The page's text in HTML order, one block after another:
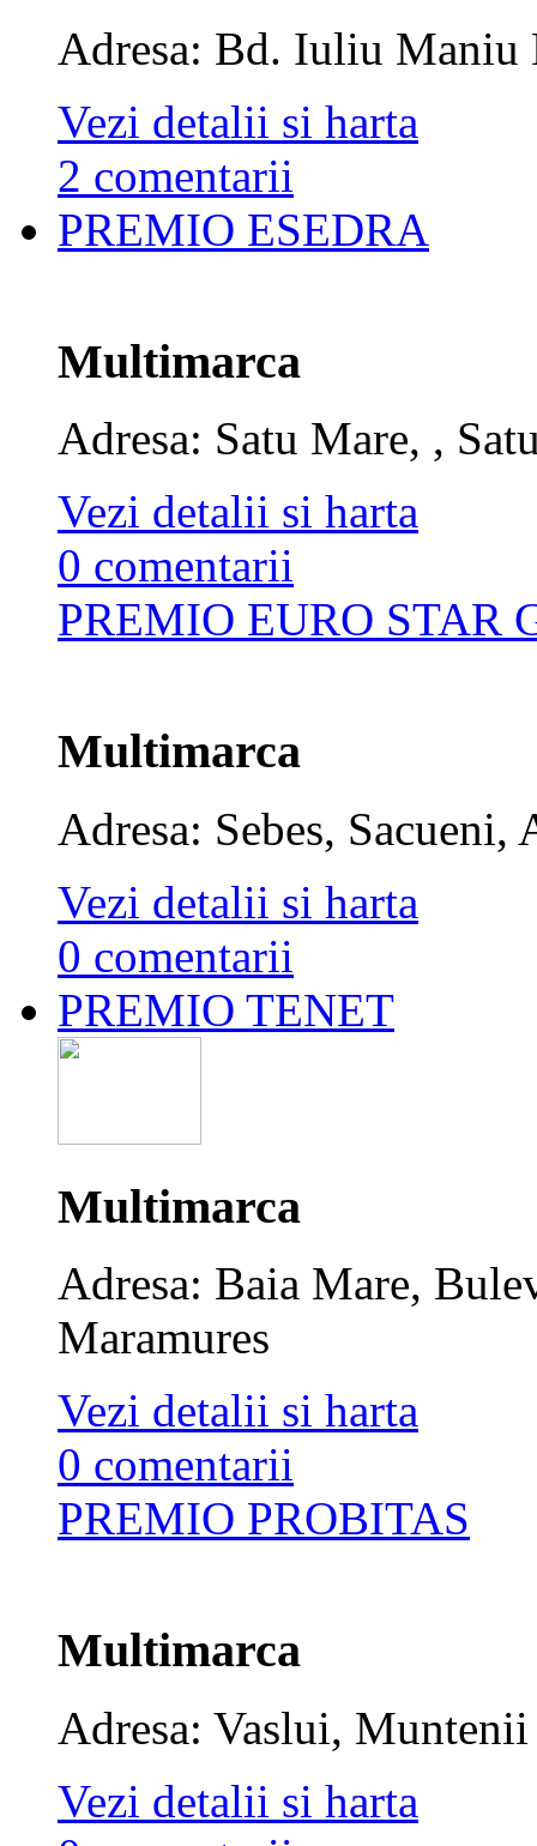
Adresa: Bd. Iuliu Maniu
Vezi detalii si harta
2 comentarii
PREMIO ESEDRA
Multimarca
Adresa: Satu Mare, ,
Vezi detalii si harta
0 comentarii
PREMIO EURO STAR
Multimarca
Adresa: Sebes, Sacueni,
Vezi detalii si harta
0 comentarii
PREMIO TENET
Multimarca
Adresa: Baia Mare,
Maramures
Vezi detalii si harta
0 comentarii
PREMIO PROBITAS
Multimarca
Adresa: Vaslui,
Vezi detalii si harta